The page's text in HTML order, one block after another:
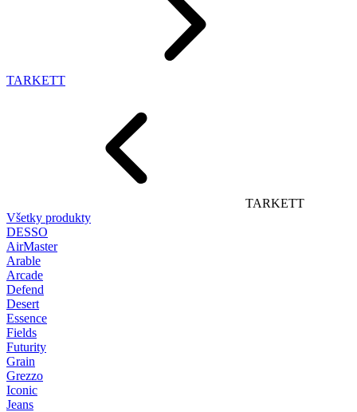
TARKETT
TARKETT
Všetky produkty
DESSO
AirMaster
Arable
Arcade
Defend
Desert
Essence
Fields
Futurity
Grain
Grezzo
Iconic
Jeans